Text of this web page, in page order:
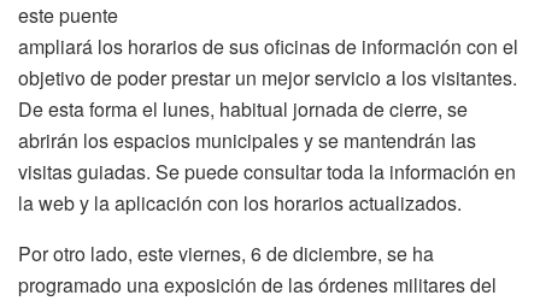
este puente
ampliará los horarios de sus oficinas de información con el
objetivo de poder prestar un mejor servicio a los visitantes.
De esta forma el lunes, habitual jornada de cierre, se
abrirán los espacios municipales y se mantendrán las
visitas guiadas. Se puede consultar toda la información en
la web y la aplicación con los horarios actualizados.
Por otro lado, este viernes, 6 de diciembre, se ha
programado una exposición de las órdenes militares del